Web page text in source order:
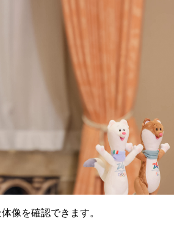
像を確認できます。